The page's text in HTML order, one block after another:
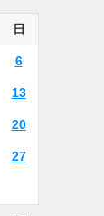
日
6
13
20
27